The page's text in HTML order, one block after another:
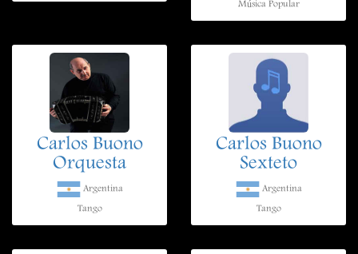
Música Popular
Carlos Buono
Orquesta
Argentina
Tango
Carlos Buono
Sexteto
Argentina
Tango